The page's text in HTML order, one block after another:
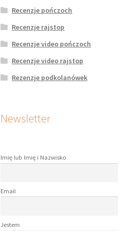
Recenzje pończoch
Recenzje rajstop
Recenzje video pończoch
Recenzje video rajstop
Rezenzje podkolanówek
Newsletter
Imię lub Imię i Nazwisko
Email
Jestem